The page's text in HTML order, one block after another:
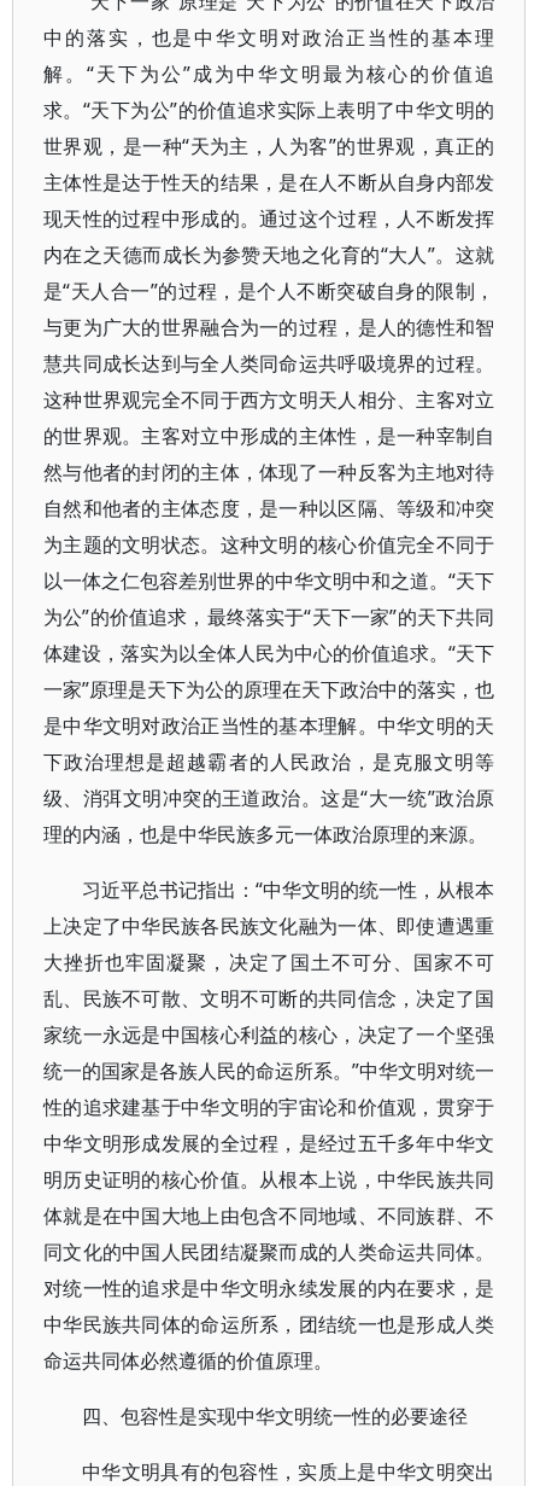
中的落实，也是中华文明对政治正当性的基本理
解。“天下为公”成为中华文明最为核心的价值追
求。“天下为公”的价值追求实际上表明了中华文明的
世界观，是一种“天为主，人为客”的世界观，真正的
主体性是达于性天的结果，是在人不断从自身内部发
现天性的过程中形成的。通过这个过程，人不断发挥
内在之天德而成长为参赞天地之化育的“大人”。这就
是“天人合一”的过程，是个人不断突破自身的限制，
与更为广大的世界融合为一的过程，是人的德性和智
慧共同成长达到与全人类同命运共呼吸境界的过程。
这种世界观完全不同于西方文明天人相分、主客对立
的世界观。主客对立中形成的主体性，是一种宰制自
然与他者的封闭的主体，体现了一种反客为主地对待
自然和他者的主体态度，是一种以区隔、等级和冲突
为主题的文明状态。这种文明的核心价值完全不同于
以一体之仁包容差别世界的中华文明中和之道。“天下
为公”的价值追求，最终落实于“天下一家”的天下共同
体建设，落实为以全体人民为中心的价值追求。“天下
一家”原理是天下为公的原理在天下政治中的落实，也
是中华文明对政治正当性的基本理解。中华文明的天
下政治理想是超越霸者的人民政治，是克服文明等
级、消弭文明冲突的王道政治。这是“大一统”政治原
理的内涵，也是中华民族多元一体政治原理的来源。
习近平总书记指出：“中华文明的统一性，从根本
上决定了中华民族各民族文化融为一体、即使遭遇重
大挫折也牢固凝聚，决定了国土不可分、国家不可
乱、民族不可散、文明不可断的共同信念，决定了国
家统一永远是中国核心利益的核心，决定了一个坚强
统一的国家是各族人民的命运所系。”中华文明对统一
性的追求建基于中华文明的宇宙论和价值观，贯穿于
中华文明形成发展的全过程，是经过五千多年中华文
明历史证明的核心价值。从根本上说，中华民族共同
体就是在中国大地上由包含不同地域、不同族群、不
同文化的中国人民团结凝聚而成的人类命运共同体。
对统一性的追求是中华文明永续发展的内在要求，是
中华民族共同体的命运所系，团结统一也是形成人类
命运共同体必然遵循的价值原理。
四、包容性是实现中华文明统一性的必要途径
中华文明具有的包容性，实质上是中华文明突出